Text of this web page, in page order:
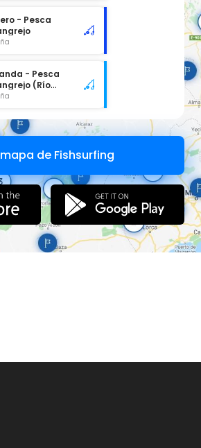
- Pesca
- Pesca
(Río
de Fishsurfing